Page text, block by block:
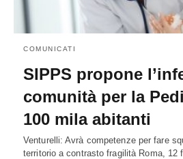
COMUNICATI
SIPPS propone
comunità per la
100 mila abitanti
Venturelli: Avrà competenze per fare
territorio a contrasto fragilità Roma, 12